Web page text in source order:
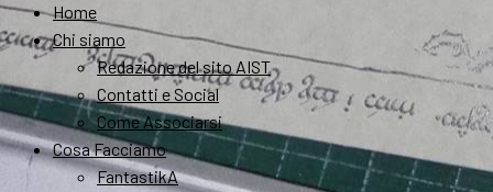
Home
Chi siamo
Redazione del sito AIST
Contatti e Social
Come Associarsi
Cosa Facciamo
FantastikA